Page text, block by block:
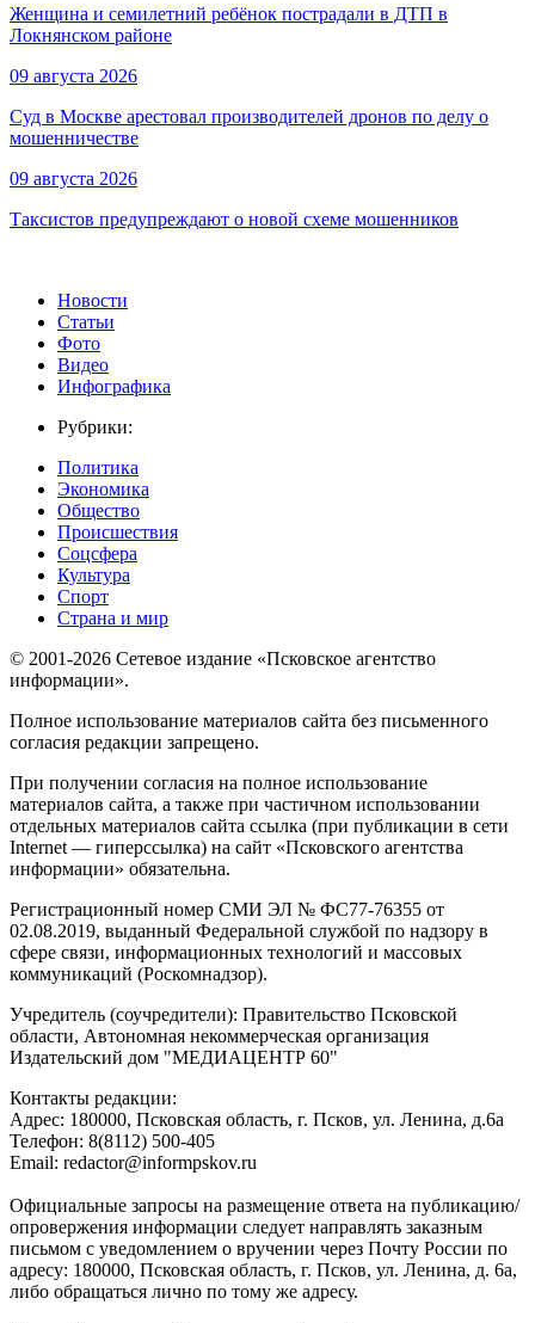
Женщина и семилетний ребёнок пострадали в ДТП в
Локнянском районе
09 августа 2026
Суд в Москве арестовал производителей дронов по делу о
мошенничестве
09 августа 2026
Таксистов предупреждают о новой схеме мошенников
Новости
Статьи
Фото
Видео
Инфографика
Рубрики:
Политика
Экономика
Общество
Происшествия
Соцсфера
Культура
Спорт
Страна и мир
© 2001-2026 Сетевое издание «Псковское агентство
информации».
Полное использование материалов сайта без письменного
согласия редакции запрещено.
При получении согласия на полное использование
материалов сайта, а также при частичном использовании
отдельных материалов сайта ссылка (при публикации в сети
Internet — гиперссылка) на сайт «Псковского агентства
информации» обязательна.
Регистрационный номер СМИ ЭЛ № ФС77-76355 от
02.08.2019, выданный Федеральной службой по надзору в
сфере связи, информационных технологий и массовых
коммуникаций (Роскомнадзор).
Учредитель (соучредители): Правительство Псковской
области, Автономная некоммерческая организация
Издательский дом "МЕДИАЦЕНТР 60"
Контакты редакции:
Адреc: 180000, Псковская область, г. Псков, ул. Ленина, д.6а
Телефон: 8(8112) 500-405
Email: redactor@informpskov.ru
Официальные запросы на размещение ответа на публикацию/
опровержения информации следует направлять заказным
письмом с уведомлением о вручении через Почту России по
адресу: 180000, Псковская область, г. Псков, ул. Ленина, д. 6а,
либо обращаться лично по тому же адресу.